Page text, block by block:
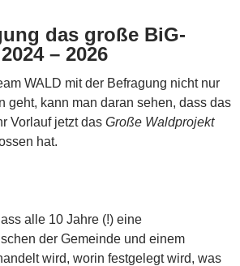
das große BiG-
– 2026
WALD mit der Befragung nicht nur
geht, kann man daran sehen, dass das
Vorlauf jetzt das Große Waldprojekt
hat.
alle 10 Jahre (!) eine
der Gemeinde und einem
wird, worin festgelegt wird, was